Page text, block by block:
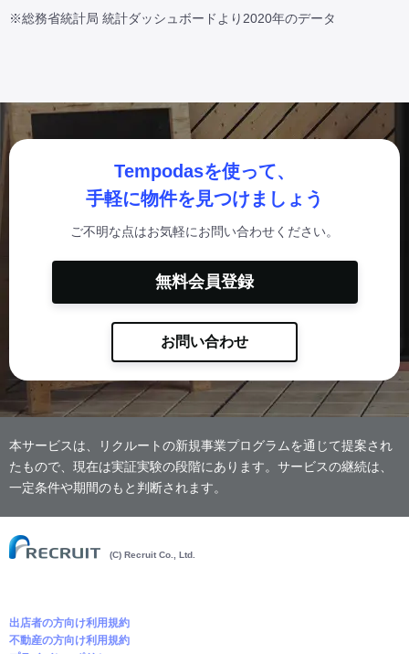
※総務省統計局 統計ダッシュボードより2020年のデータ
Tempodasを使って、
手軽に物件を見つけましょう
ご不明な点はお気軽にお問い合わせください。
無料会員登録
お問い合わせ
本サービスは、リクルートの新規事業プログラムを通じて提案され
たもので、現在は実証実験の段階にあります。サービスの継続は、
一定条件や期間のもと判断されます。
(C) Recruit Co., Ltd.
出店者の方向け利用規約
不動産の方向け利用規約